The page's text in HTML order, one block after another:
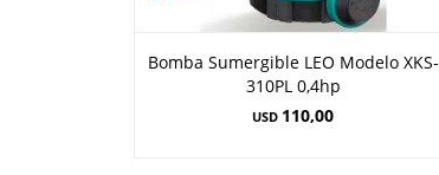
Bomba Sumergible LEO Modelo XKS-
310PL 0,4hp
USD 110,00